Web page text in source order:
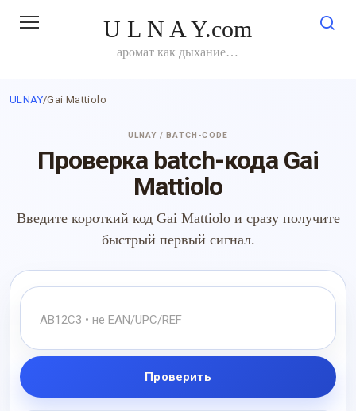
U L N A Y.com
аромат как дыхание…
ULNAY/Gai Mattiolo
ULNAY / BATCH-CODE
Проверка batch-кода Gai
Mattiolo
Введите короткий код Gai Mattiolo и сразу получите
быстрый первый сигнал.
Проверить